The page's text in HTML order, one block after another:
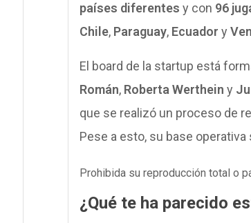
países diferentes y con 96
Chile, Paraguay, Ecuador y
El board de la startup está
Román, Roberta Werthein y
que se realizó un proceso de
Pese a esto, su base
Prohibida su reproducción total o
¿Qué te ha parecido